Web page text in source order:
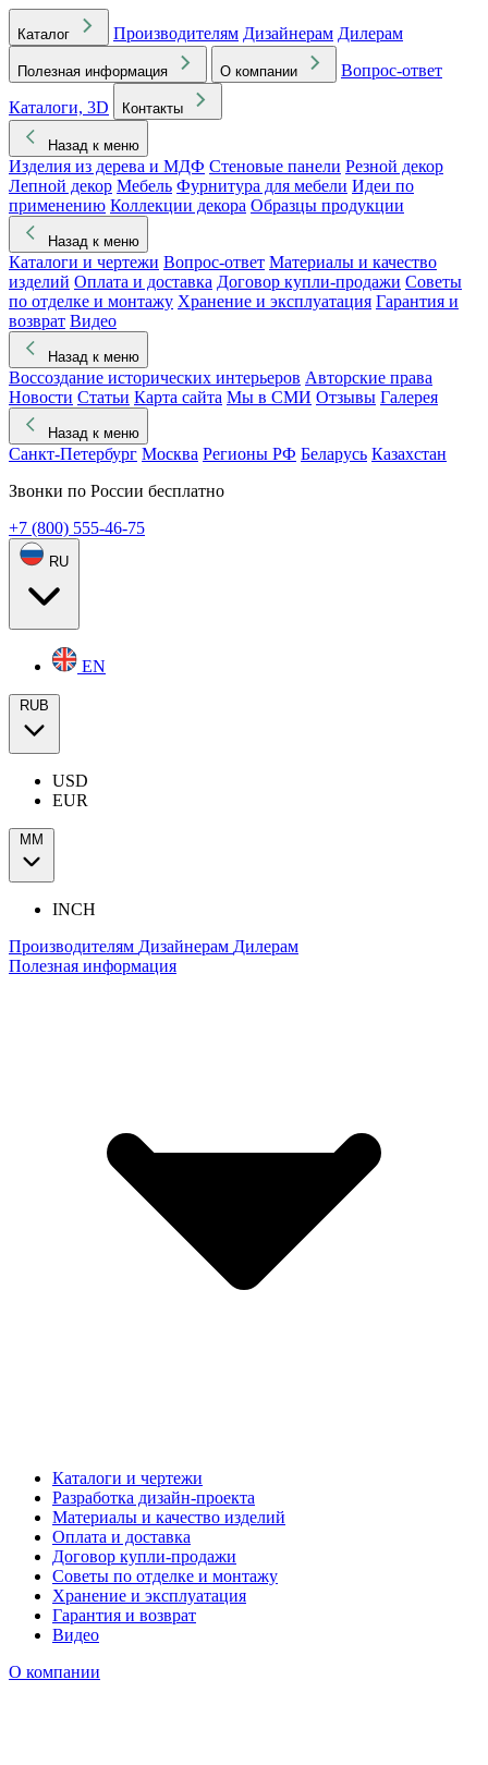
Каталог Производителям Дизайнерам Дилерам
Полезная информация О компании
Вопрос-ответ
Каталоги, 3D
Контакты
Назад к меню
Изделия из дерева и МДФ Стеновые панели Резной декор
Лепной декор Мебель Фурнитура для мебели Идеи по
применению Коллекции декора Образцы продукции
Назад к меню
Каталоги и чертежи Вопрос-ответ Материалы и качество
изделий Оплата и доставка Договор купли-продажи Советы
по отделке и монтажу Хранение и эксплуатация Гарантия и
возврат Видео
Назад к меню
Воссоздание исторических интерьеров Авторские права
Новости Статьи Карта сайта Мы в СМИ Отзывы Галерея
Назад к меню
Санкт-Петербург Москва Регионы РФ Беларусь Казахстан
Звонки по России бесплатно
+7 (800) 555-46-75
RU
EN
RUB
USD
EUR
ММ
INCH
Производителям Дизайнерам Дилерам
Полезная информация
Каталоги и чертежи
Разработка дизайн-проекта
Материалы и качество изделий
Оплата и доставка
Договор купли-продажи
Советы по отделке и монтажу
Хранение и эксплуатация
Гарантия и возврат
Видео
О компании